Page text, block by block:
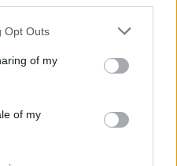
Opt Outs
of my
of my